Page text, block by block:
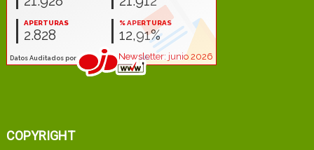
COPYRIGHT